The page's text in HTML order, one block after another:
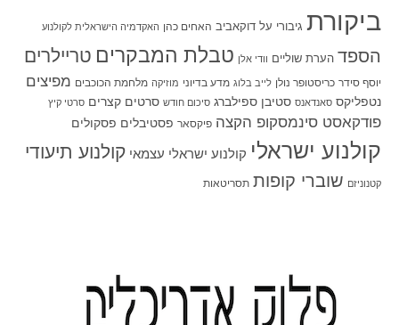
ביקורת גיבורי על דוקאביב האחים כהן האקדמיה הישראלית לקולנוע
הספד הערת שוליים וודי אלן טבלת המבקרים טריילרים
יוסף סידר כריסטופר נולן לייב בלוג מדע בדיוני מוזיקה מלחמת הכוכבים מפיצים
נטפליקס סאנדאנס סטיבן ספילברג סיכום חודש סרטים קצרים סרטי קיץ
פודקאסט סינמסקופ הקצה פיקסאר פסטיבלים פסקולים
קולנוע ישראלי קולנוע ישראלי עצמאי קולנוע תיעודי
קטנוניזם שוברי קופות תסריטאות